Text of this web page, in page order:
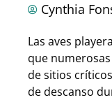
Cynthia
Las aves
que
de sitios
de descanso